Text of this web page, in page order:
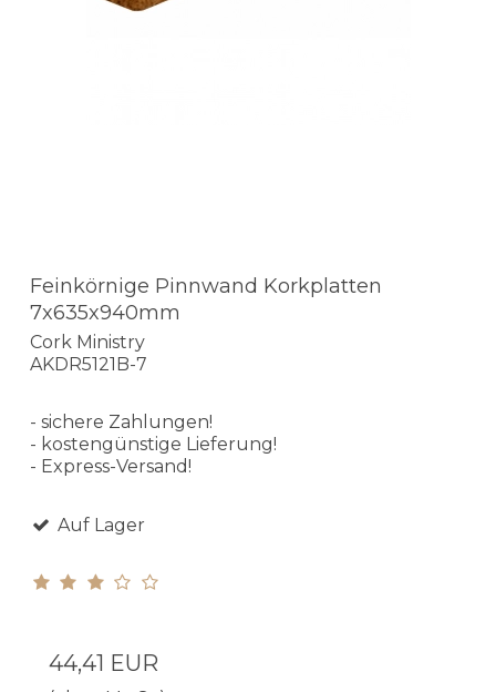
Feinkörnige Pinnwand Korkplatten
7x635x940mm
Cork Ministry
AKDR5121B-7
- sichere Zahlungen!
- kostengünstige Lieferung!
- Express-Versand!
Auf Lager
44,41 EUR